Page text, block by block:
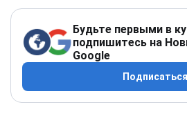
Будьте первыми в
подпишитесь на
Google
Подписаться